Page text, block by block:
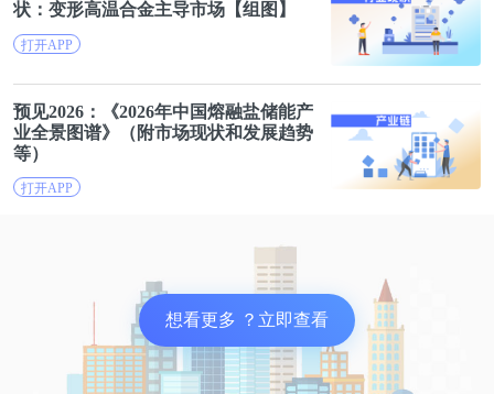
强者只有在感受到自己真正的成就不被理解的时候，
他们才需要大量泛泛的赞美，来填补没有被看懂的内
如果你看懂了强者，只需要一句话就能拉近关系，还
能让你获得对方的尊重。
讲完了权力的差距，现在来讲讲权力平等情况下的沟
状 ：变形高温合金主导市场 【组图】
打开APP
预见2026：《2026年中国熔融盐储能产
业全景图谱》（附市场现状和发展趋势
等）
打开APP
想看更多 ？立即查看